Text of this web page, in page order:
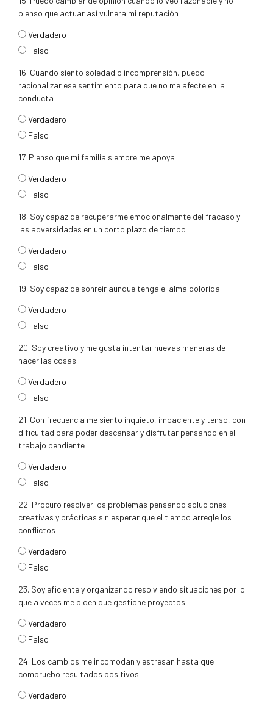
pienso que actuar así vulnera mi reputación
respuesta15
Verdadero
Falso
16. Cuando siento soledad o incomprensión, puedo
racionalizar ese sentimiento para que no me afecte en la
conducta
respuesta16
Verdadero
Falso
17. Pienso que mi familia siempre me apoya
respuesta17
Verdadero
Falso
18. Soy capaz de recuperarme emocionalmente del fracaso y
las adversidades en un corto plazo de tiempo
respuesta18
Verdadero
Falso
19. Soy capaz de sonreir aunque tenga el alma dolorida
respuesta19
Verdadero
Falso
20. Soy creativo y me gusta intentar nuevas maneras de
hacer las cosas
respuesta20
Verdadero
Falso
21. Con frecuencia me siento inquieto, impaciente y tenso, con
dificultad para poder descansar y disfrutar pensando en el
trabajo pendiente
respuesta21
Verdadero
Falso
22. Procuro resolver los problemas pensando soluciones
creativas y prácticas sin esperar que el tiempo arregle los
conflictos
respuesta22
Verdadero
Falso
23. Soy eficiente y organizando resolviendo situaciones por lo
que a veces me piden que gestione proyectos
respuesta23
Verdadero
Falso
24. Los cambios me incomodan y estresan hasta que
compruebo resultados positivos
respuesta24
Verdadero